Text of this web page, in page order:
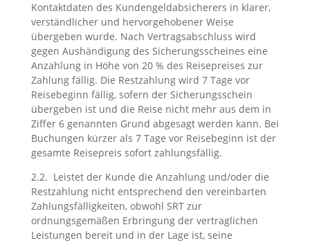
Kontaktdaten des Kundengeldabsicherers in klarer,
verständlicher und hervorgehobener Weise
übergeben wurde. Nach Vertragsabschluss wird
gegen Aushändigung des Sicherungsscheines eine
Anzahlung in Höhe von 20 % des Reisepreises zur
Zahlung fällig. Die Restzahlung wird 7 Tage vor
Reisebeginn fällig, sofern der Sicherungsschein
übergeben ist und die Reise nicht mehr aus dem in
Ziffer 6 genannten Grund abgesagt werden kann. Bei
Buchungen kürzer als 7 Tage vor Reisebeginn ist der
gesamte Reisepreis sofort zahlungsfällig.
2.2. Leistet der Kunde die Anzahlung und/oder die
Restzahlung nicht entsprechend den vereinbarten
Zahlungsfälligkeiten, obwohl SRT zur
ordnungsgemäßen Erbringung der vertraglichen
Leistungen bereit und in der Lage ist, seine